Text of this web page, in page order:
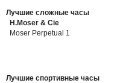
Лучшие сложные часы
H.Moser & Cie
Moser Perpetual 1
Лучшие спортивные часы